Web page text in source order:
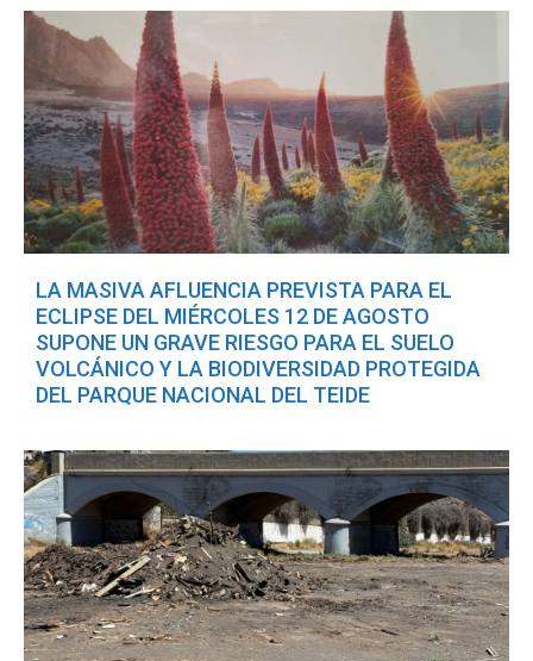
LA MASIVA AFLUENCIA PREVISTA PARA EL
ECLIPSE DEL MIÉRCOLES 12 DE AGOSTO
SUPONE UN GRAVE RIESGO PARA EL SUELO
VOLCÁNICO Y LA BIODIVERSIDAD PROTEGIDA
DEL PARQUE NACIONAL DEL TEIDE